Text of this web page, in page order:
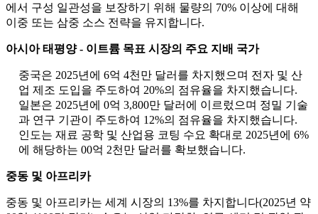
에서 구성 일관성을 보장하기 위해 물량의 70% 이상에 대해
이중 또는 삼중 소스 전략을 유지합니다.
아시아 태평양 - 이트륨 목표 시장의 주요 지배 국가
중국은 2025년에 6억 4천만 달러를 차지했으며 전자 및 산
업 제조 도입을 주도하여 20%의 점유율을 차지했습니다.
일본은 2025년에 0억 3,800만 달러에 이르렀으며 정밀 기술
과 연구 기관이 주도하여 12%의 점유율을 차지했습니다.
인도는 재료 공학 및 산업용 코팅 수요 확대로 2025년에 6%
에 해당하는 00억 2천만 달러를 확보했습니다.
중동 및 아프리카
중동 및 아프리카는 세계 시장의 13%를 차지합니다(2025년 약